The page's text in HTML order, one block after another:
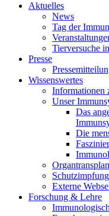
Aktuelles
News
Tag der
Tierversuche
Presse
Wissenswertes
Informationen
Unser
Das
Die
Schutzimpfung
Externe
Forschung & Lehre